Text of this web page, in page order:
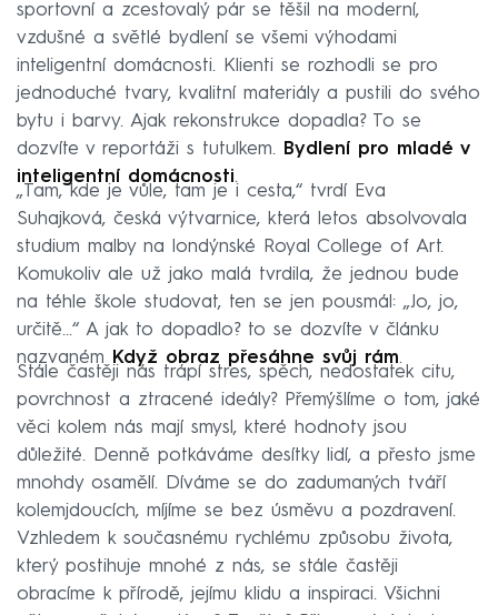
sportovní a zcestovalý pár se těšil na moderní,
vzdušné a světlé bydlení se všemi výhodami
inteligentní domácnosti. Klienti se rozhodli se pro
jednoduché tvary, kvalitní materiály a pustili do svého
bytu i barvy. Ajak rekonstrukce dopadla? To se
dozvíte v reportáži s tutulkem. Bydlení pro mladé v
inteligentní domácnosti.
„Tam, kde je vůle, tam je i cesta,“ tvrdí Eva
Suhajková, česká výtvarnice, která letos absolvovala
studium malby na londýnské Royal College of Art.
Komukoliv ale už jako malá tvrdila, že jednou bude
na téhle škole studovat, ten se jen pousmál: „Jo, jo,
určitě…“ A jak to dopadlo? to se dozvíte v článku
nazvaném
Když obraz přesáhne svůj rám.
Stále častěji nás trápí stres, spěch, nedostatek citu,
povrchnost a ztracené ideály? Přemýšlíme o tom, jaké
věci kolem nás mají smysl, které hodnoty jsou
důležité. Denně potkáváme desítky lidí, a přesto jsme
mnohdy osamělí. Díváme se do zadumaných tváří
kolemjdoucích, míjíme se bez úsměvu a pozdravení.
Vzhledem k současnému rychlému způsobu života,
který postihuje mnohé z nás, se stále častěji
obracíme k přírodě, jejímu klidu a inspiraci. Všichni